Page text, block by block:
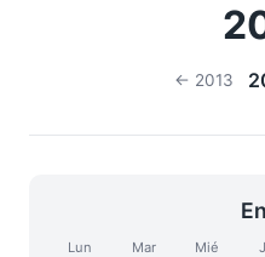
← 2013
Lun Mar Mié